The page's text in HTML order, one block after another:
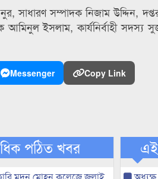
সাধারণ সম্পাদক নিজাম উদ্দিন,
আমিনুল ইসলাম, কার্যনির্বাহী
Messenger Copy Link
পঠিত খবর